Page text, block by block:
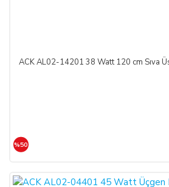
ACK AL02-14201 38 Watt 120 cm Sıva
%50